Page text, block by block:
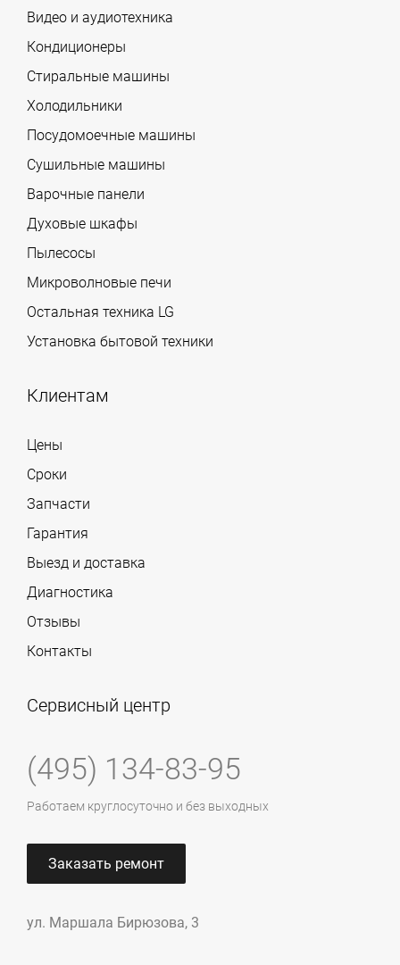
Видео и аудиотехника
Кондиционеры
Стиральные машины
Холодильники
Посудомоечные машины
Сушильные машины
Варочные панели
Духовые шкафы
Пылесосы
Микроволновые печи
Остальная техника LG
Установка бытовой техники
Клиентам
Цены
Сроки
Запчасти
Гарантия
Выезд и доставка
Диагностика
Отзывы
Контакты
Сервисный центр
(495) 134-83-95
Работаем круглосуточно и без выходных
Заказать ремонт
ул. Маршала Бирюзова, 3